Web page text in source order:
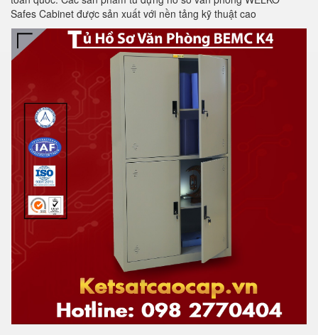
Safes Cabinet được sản xuất với nền tảng kỹ thuật cao